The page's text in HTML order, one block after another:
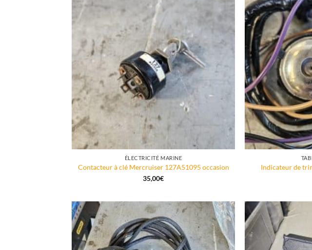
ÉLECTRICITÉ MARINE
Contacteur à clé Mercruiser 127A51095 occasion
35,00€
Indicateur de